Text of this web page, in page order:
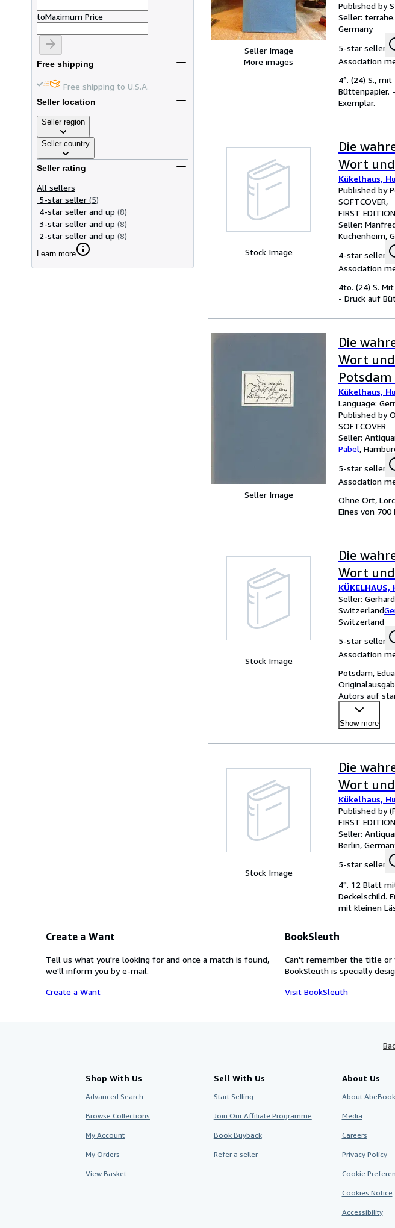
toMaximum Price
Free shipping
Free shipping to U.S.A.
Seller location
Seller region
Seller country
Seller rating
All sellers
5-star seller (5)
4-star seller and up (8)
3-star seller and up (8)
2-star seller and up (8)
Learn more
Seller Image
More images
Published by
Seller:
Germany
5-star seller
Association
4°. (24) S.,
Büttenpapier.
Exemplar.
Stock Image
Die
Wort
Kükelhaus,
Published by
SOFTCOVER
FIRST EDITION
Seller:
Kuchenheim,
4-star seller
Association
4to. (24) S.
- Druck auf
Seller Image
Die
Wort und
Potsdam
Kükelhaus,
Language:
Published by
SOFTCOVER
Seller:
Pabel,
5-star seller
Association
Ohne Ort,
Eines von
Stock Image
Die
Wort
KÜKELHAUS,
Seller:
Switzerland
Switzerland
5-star seller
Association
Potsdam,
Autors auf
…
Show more
Stock Image
Die
Wort
Kükelhaus,
Published by
FIRST EDITION
Seller:
Berlin,
5-star seller
4°. 12 Blatt
Deckelschild.
mit kleinen
Create a Want
Tell us what you're looking for and once a match is found,
we'll inform you by e-mail.
Create a Want
BookSleuth
Can't remember the title or
BookSleuth is specially
Visit BookSleuth
Shop With Us
Advanced Search
Browse Collections
My Account
My Orders
View Basket
Sell With Us
Start Selling
Join Our Affiliate Programme
Book Buyback
Refer a seller
About Us
About
Media
Careers
Privacy Policy
Cookie
Cookies Notice
Accessibility